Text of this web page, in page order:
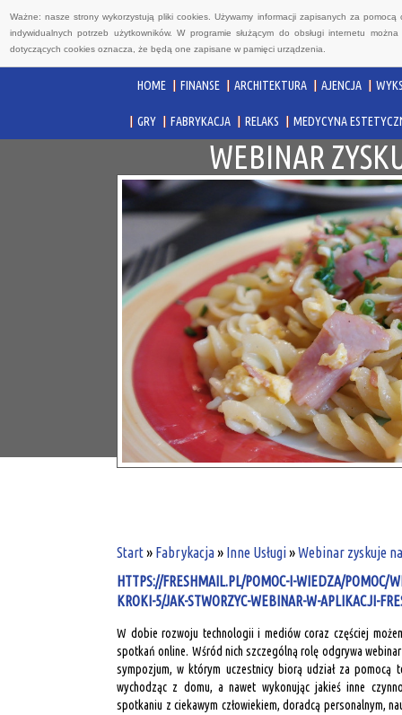
Ważne: nasze strony wykorzystują pliki cookies. Używamy informacji zapisanych za
indywidualnych potrzeb użytkowników. W programie służącym do obsługi internetu
dotyczących cookies oznacza, że będą one zapisane w pamięci urządzenia.
HOME FINANSE ARCHITEKTURA AJENCJA
GRY FABRYKACJA RELAKS MEDYCYNA
WEBINAR
Start» Fabrykacja» Inne Usługi»Webinar zyskuje
HTTPS://FRESHMAIL.PL/POMOC-I-WIEDZA/POMOC/
KROKI-5/JAK-STWORZYC-WEBINAR-W-APLIKACJI-
W dobie rozwoju technologii i mediów coraz częściej
spotkań online. Wśród nich szczególną rolę odgrywa
sympozjum, w którym uczestnicy biorą udział za pomocą
wychodząc z domu, a nawet wykonując jakieś inne
spotkaniu z ciekawym człowiekiem, doradcą personalnym,